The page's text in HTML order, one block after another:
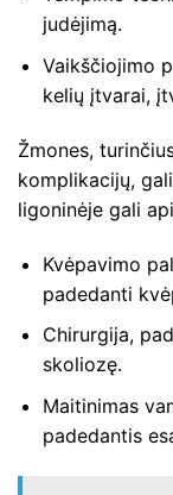
judėjimą.
Vaikščiojimo
kelių įtvarai,
Žmones,
komplikacijų,
ligoninėje gali
Kvėpavimo
padedanti
Chirurgija,
skoliozę.
Maitinimas
padedantis